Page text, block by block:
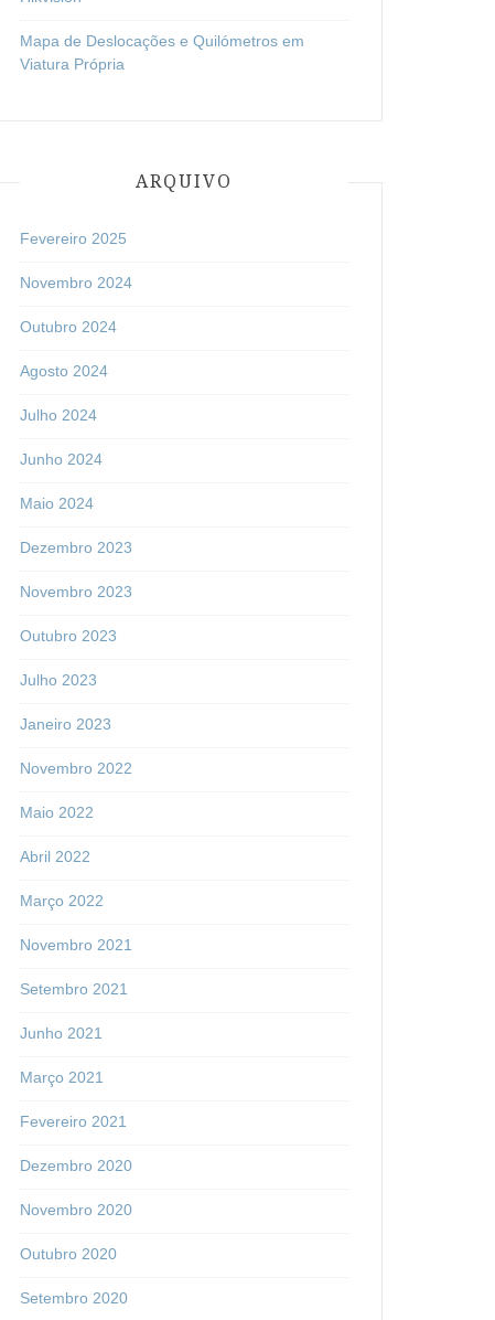
Mapa de Deslocações e Quilómetros em
Viatura Própria
ARQUIVO
Fevereiro 2025
Novembro 2024
Outubro 2024
Agosto 2024
Julho 2024
Junho 2024
Maio 2024
Dezembro 2023
Novembro 2023
Outubro 2023
Julho 2023
Janeiro 2023
Novembro 2022
Maio 2022
Abril 2022
Março 2022
Novembro 2021
Setembro 2021
Junho 2021
Março 2021
Fevereiro 2021
Dezembro 2020
Novembro 2020
Outubro 2020
Setembro 2020